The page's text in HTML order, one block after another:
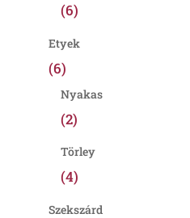
(6)
Etyek
(6)
Nyakas
(2)
Törley
(4)
Szekszárd